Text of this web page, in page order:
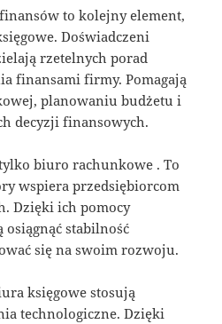
to kolejny element,
Doświadczeni
rzetelnych porad
finansami firmy. Pomagają
planowaniu budżetu i
decyzji finansowych.
biuro rachunkowe . To
wspiera przedsiębiorcom
Dzięki ich pomocy
stabilność
się na swoim rozwoju.
księgowe stosują
technologiczne. Dzięki